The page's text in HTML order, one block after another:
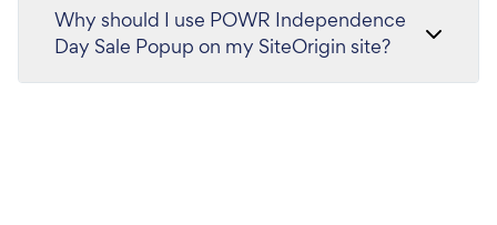
Why should I use POWR Independence
Day Sale Popup on my SiteOrigin site?